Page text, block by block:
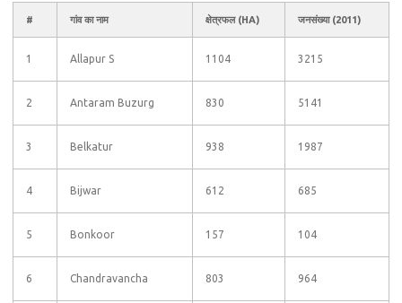
# गांव का नाम क्षेत्रफल (HA) जनसंख्या (2011)
1 Allapur S 1104 3215
2 Antaram Buzurg 830 5141
3 Belkatur 938 1987
4 Bijwar 612 685
5 Bonkoor 157 104
6 Chandravancha 803 964